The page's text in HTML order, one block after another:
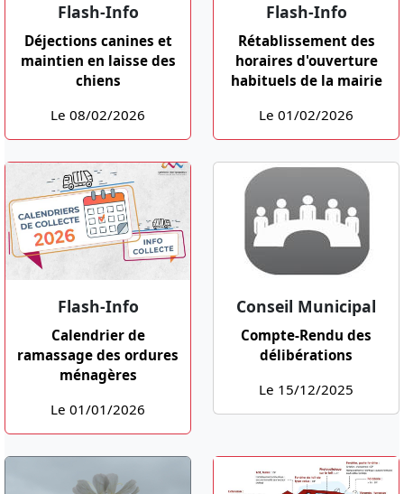
Flash-Info
Déjections canines et
maintien en laisse des
chiens
Le 08/02/2026
Flash-Info
Rétablissement des
horaires d'ouverture
habituels de la mairie
Le 01/02/2026
Flash-Info
Calendrier de
ramassage des ordures
ménagères
Le 01/01/2026
Conseil Municipal
Compte-Rendu des
délibérations
Le 15/12/2025